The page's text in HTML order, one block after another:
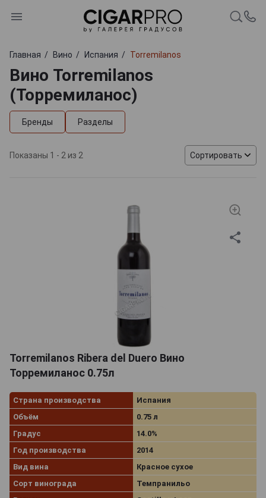
Главная Вино Испания Torremilanos
Вино Torremilanos
(Торремиланос)
Бренды Разделы
Показаны 1 - 2 из 2 Сортировать
Torremilanos Ribera del Duero Вино
Торремиланос 0.75л
Страна производства
Испания
Объём
0.75 л
Градус
14.0%
Год производства
2014
Вид вина
Красное сухое
Сорт винограда
Темпранильо